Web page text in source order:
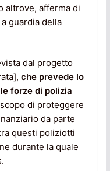
altrove, afferma di
guardia della
dal progetto
che prevede lo
forze di polizia
di proteggere
da parte
questi poliziotti
durante la quale